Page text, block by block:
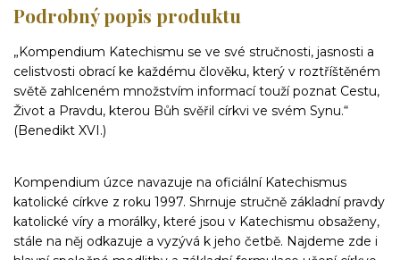
Podrobný popis produktu
„Kompendium Katechismu se ve své stručnosti, jasnosti a
celistvosti obrací ke každému člověku, který v roztříštěném
světě zahlceném množstvím informací touží poznat Cestu,
Život a Pravdu, kterou Bůh svěřil církvi ve svém Synu.“
(Benedikt XVI.)
Kompendium úzce navazuje na oficiální Katechismus
katolické církve z roku 1997. Shrnuje stručně základní pravdy
katolické víry a morálky, které jsou v Katechismu obsaženy,
stále na něj odkazuje a vyzývá k jeho četbě. Najdeme zde i